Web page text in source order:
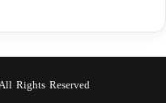
Rights Reserved